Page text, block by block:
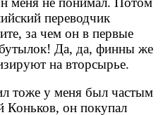
переводчик
за чем он в первые
Да, да, финны же
на вторсырье.
тоже у меня был частым
Коньков, он покупал